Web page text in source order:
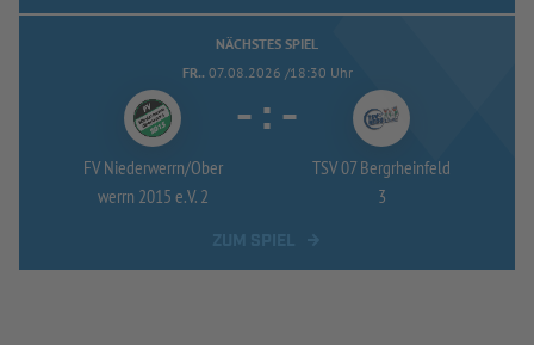
NÄCHSTES SPIEL
FR.. 07.08.2026 /18:30 Uhr
FV Niederwerrn/Ober
werrn 2015 e.V. 2
- : -
TSV 07 Bergrheinfeld
3